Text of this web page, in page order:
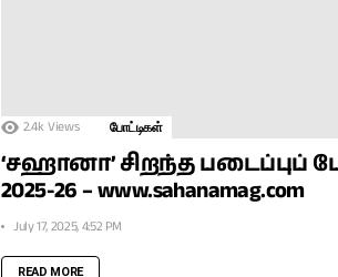
2.4k Views போட்டிகள்
‘சஹானா’ சிறந்த படைப்புப்
2025-26 – www.sahanamag.com
July 17, 2025, 4:52 PM
READ MORE